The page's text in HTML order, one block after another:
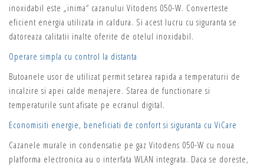
inoxidabil este „inima“ cazanului Vitodens 050-W. Converteste
eficient energia utilizata in caldura. Si acest lucru cu siguranta se
datoreaza calitatii inalte oferite de otelul inoxidabil.
Operare simpla cu control la distanta
Butoanele usor de utilizat permit setarea rapida a temperaturii de
incalzire si apei calde menajere. Starea de functionare si
temperaturile sunt afisate pe ecranul digital.
Economisiti energie, beneficiati de confort si siguranta cu ViCare
Cazanele murale in condensatie pe gaz Vitodens 050-W cu noua
platforma electronica au o interfata WLAN integrata. Daca se doreste,